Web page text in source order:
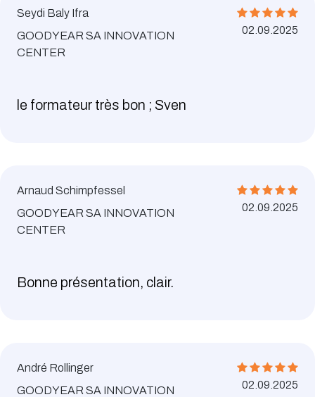
Seydi Baly Ifra
GOODYEAR SA INNOVATION
CENTER
02.09.2025
le formateur très bon ; Sven
Arnaud Schimpfessel
GOODYEAR SA INNOVATION
CENTER
02.09.2025
Bonne présentation, clair.
André Rollinger
GOODYEAR SA INNOVATION
02.09.2025